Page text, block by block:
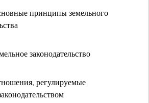
принципы земельного
законодательство
регулируемые